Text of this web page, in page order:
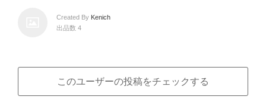
Created By Kenich
出品数 4
このユーザーの投稿をチェックする